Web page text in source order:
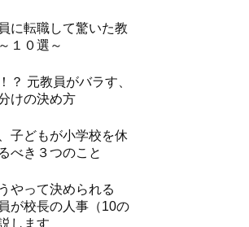
に転職して驚いた教
１０選～
？ 元教員がバラす、
けの決め方
子どもが小学校を休
べき３つのこと
やって決められる
が校長の人事（10の
します